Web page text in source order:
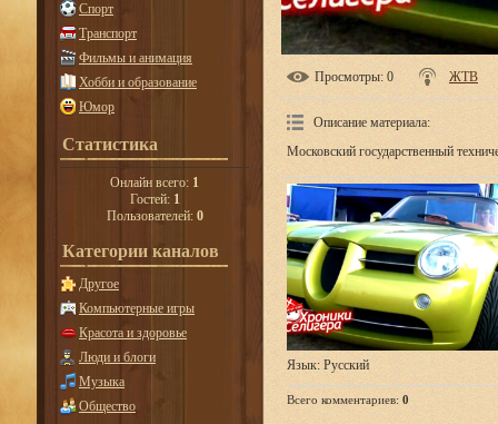
Спорт
Транспорт
Фильмы и анимация
Хобби и образование
Юмор
Статистика
Онлайн всего: 1
Гостей: 1
Пользователей: 0
Категории каналов
Другое
Компьютерные игры
Красота и здоровье
Люди и блоги
Музыка
Общество
Просмотры: 0 ЖТВ
Описание материала:
Московский государственный
Язык: Русский
Всего комментариев: 0